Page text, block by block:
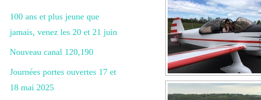
100 ans et plus jeune que
jamais, venez les 20 et 21 juin
Nouveau canal 120,190
Journées portes ouvertes 17 et
18 mai 2025